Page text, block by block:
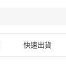
快速出貨